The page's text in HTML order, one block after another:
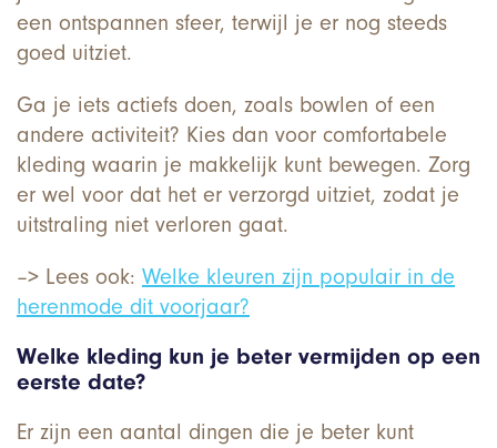
een ontspannen sfeer, terwijl je er nog steeds
goed uitziet.
Ga je iets actiefs doen, zoals bowlen of een
andere activiteit? Kies dan voor comfortabele
kleding waarin je makkelijk kunt bewegen. Zorg
er wel voor dat het er verzorgd uitziet, zodat je
uitstraling niet verloren gaat.
–> Lees ook: Welke kleuren zijn populair in de
herenmode dit voorjaar?
Welke kleding kun je beter vermijden op een
eerste date?
Er zijn een aantal dingen die je beter kunt